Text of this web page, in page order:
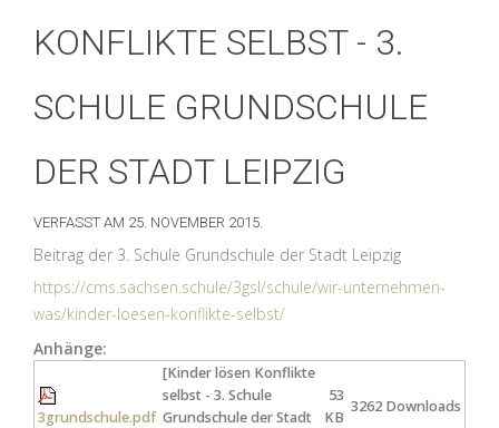
KONFLIKTE SELBST - 3.
SCHULE GRUNDSCHULE
DER STADT LEIPZIG
VERFASST AM 25. NOVEMBER 2015.
Beitrag der 3. Schule Grundschule der Stadt Leipzig
https://cms.sachsen.schule/3gsl/schule/wir-unternehmen-
was/kinder-loesen-konflikte-selbst/
Anhänge:
3grundschule.pdf
[Kinder lösen Konflikte
selbst - 3. Schule
Grundschule der Stadt
53
KB
3262 Downloads